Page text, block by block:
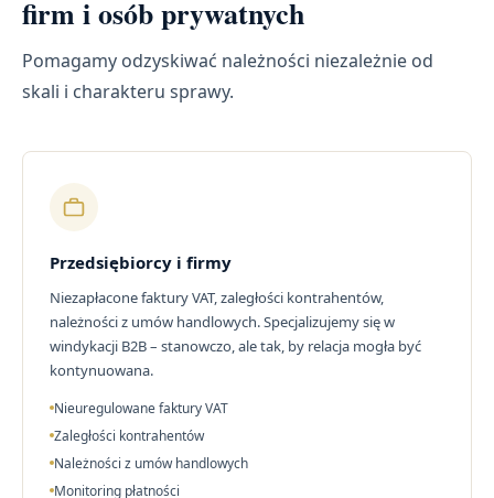
firm i osób prywatnych
Pomagamy odzyskiwać należności niezależnie od
skali i charakteru sprawy.
Przedsiębiorcy i firmy
Niezapłacone faktury VAT, zaległości kontrahentów,
należności z umów handlowych. Specjalizujemy się w
windykacji B2B – stanowczo, ale tak, by relacja mogła być
kontynuowana.
Nieuregulowane faktury VAT
Zaległości kontrahentów
Należności z umów handlowych
Monitoring płatności